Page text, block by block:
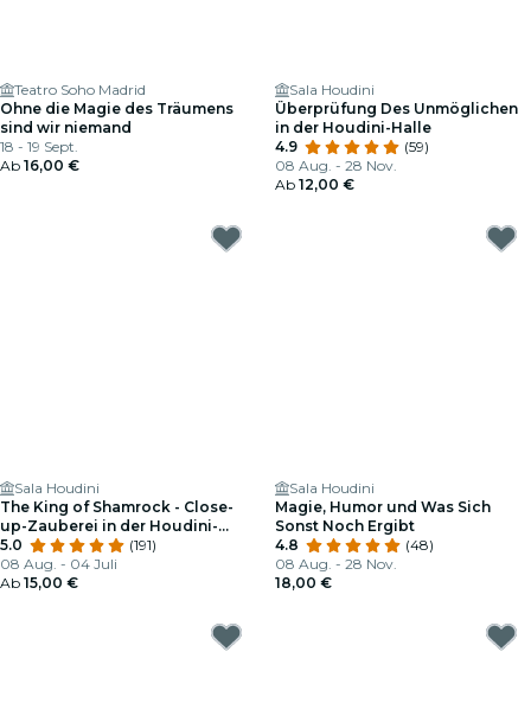
Teatro Soho Madrid
Ohne die Magie des Träumens
sind wir niemand
18 - 19 Sept.
Ab 16,00 €
Sala Houdini
Überprüfung Des Unmöglichen
in der Houdini-Halle
4.9
(59)
08 Aug. - 28 Nov.
Ab 12,00 €
Sala Houdini
The King of Shamrock - Close-
up-Zauberei in der Houdini-
Halle
5.0
(191)
08 Aug. - 04 Juli
Ab 15,00 €
Sala Houdini
Magie, Humor und Was Sich
Sonst Noch Ergibt
4.8
(48)
08 Aug. - 28 Nov.
18,00 €